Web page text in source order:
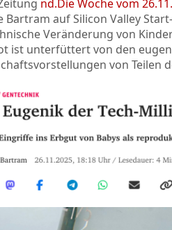
nd.Die Woche vom 26.11.
Bartram auf Silicon Valley
Veränderung von
ist unterfüttert von den
von Teilen